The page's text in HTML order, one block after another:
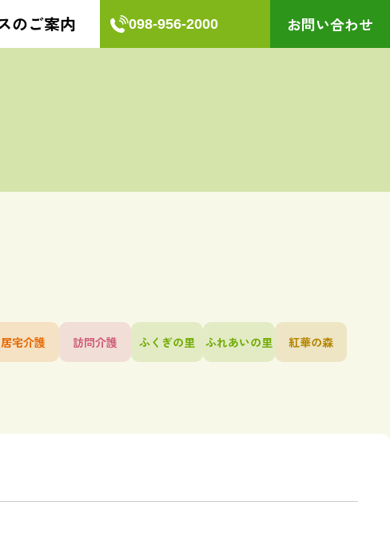
098-956-2000 お問い合わせ
居宅介護 訪問介護 ふくぎの里 ふれあいの里 紅華の森